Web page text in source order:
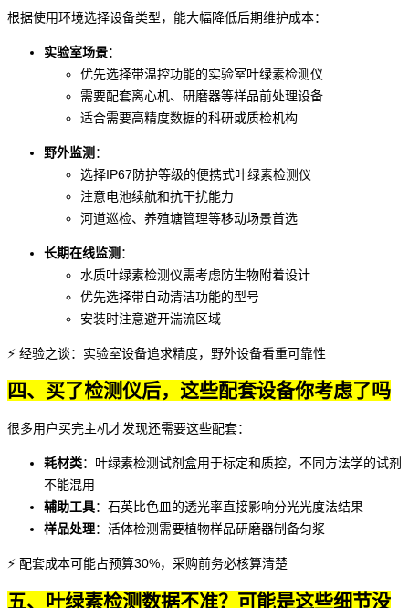
根据使用环境选择设备类型，能大幅降低后期维护成本：
实验室场景：
优先选择带温控功能的实验室叶绿素检测仪
需要配套离心机、研磨器等样品前处理设备
适合需要高精度数据的科研或质检机构
野外监测 ：
选择IP67防护等级的便携式叶绿素检测仪
注意电池续航和抗干扰能力
河道巡检、养殖塘管理等移动场景首选
长期在线监测 ：
水质叶绿素检测仪需考虑防生物附着设计
优先选择带自动清洁功能的型号
安装时注意避开湍流区域
⚡ 经验之谈：实验室设备追求精度，野外设备看重可靠性
四、买了检测仪后，这些配套设备你考虑了吗
很多用户买完主机才发现还需要这些配套：
耗材类： 叶绿素检测试剂盒用于标定和质控，不同方法学的试剂
不能混用
辅助工具：石英比色皿的透光率直接影响分光光度法结果
样品处理：活体检测需要植物样品研磨器制备匀浆
⚡ 配套成本可能占预算30%，采购前务必核算清楚
五、叶绿素检测数据不准？可能是这些细节没